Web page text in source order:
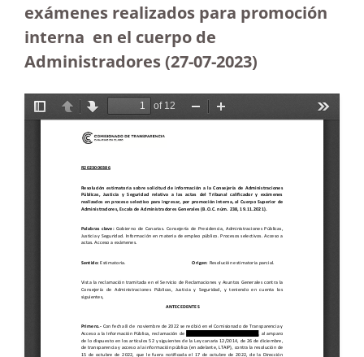
exámenes realizados para promoción
interna en el cuerpo de
Administradores (27-07-2023)